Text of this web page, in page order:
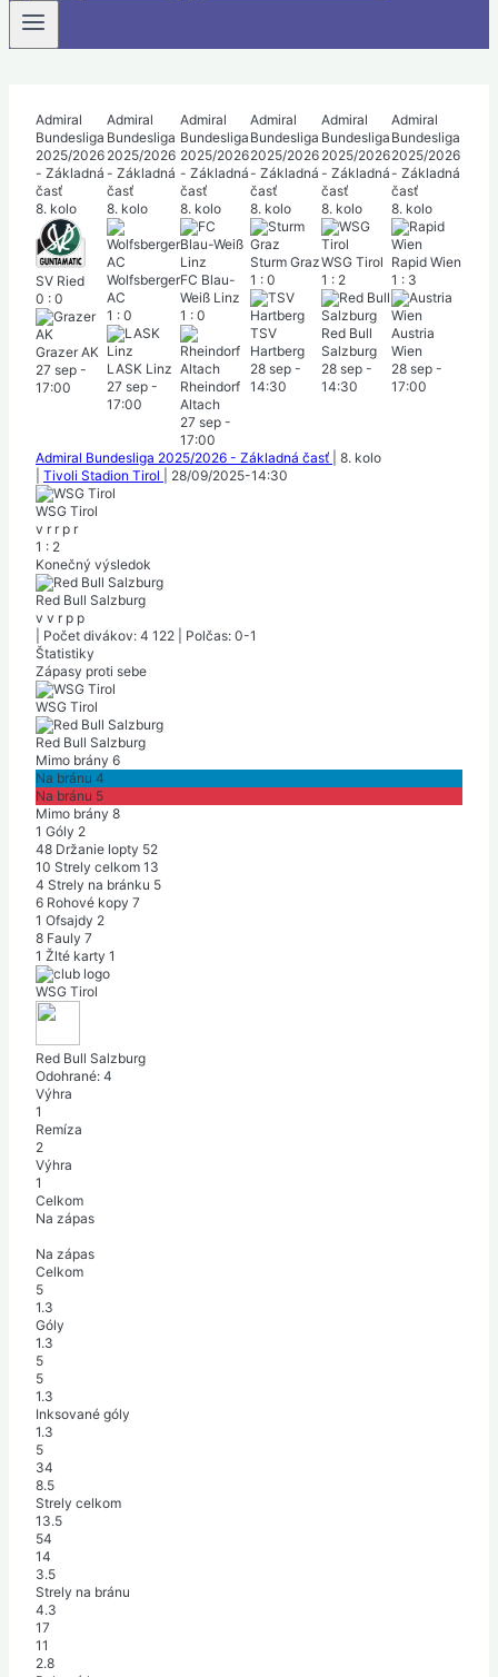
Admiral
Bundesliga
2025/2026
- Základná
časť
8. kolo
SV Ried
0 : 0
Grazer AK
27 sep -
17:00
Admiral
Bundesliga
2025/2026
- Základná
časť
8. kolo
Wolfsberger
AC
1 : 0
LASK Linz
27 sep -
17:00
Admiral
Bundesliga
2025/2026
- Základná
časť
8. kolo
FC Blau-
Weiß Linz
1 : 0
Rheindorf
Altach
27 sep -
17:00
Admiral
Bundesliga
2025/2026
- Základná
časť
8. kolo
Sturm Graz
1 : 0
TSV
Hartberg
28 sep -
14:30
Admiral
Bundesliga
2025/2026
- Základná
časť
8. kolo
WSG Tirol
1 : 2
Red Bull
Salzburg
28 sep -
14:30
Admiral
Bundesliga
2025/2026
- Základná
časť
8. kolo
Rapid Wien
1 : 3
Austria
Wien
28 sep -
17:00
Admiral Bundesliga 2025/2026 - Základná časť
8. kolo
Tivoli Stadion Tirol 28/09/2025-14:30
WSG Tirol
v r r p r
1 : 2
Konečný výsledok
Red Bull Salzburg
v v r p p
Počet divákov: 4 122
Polčas: 0-1
Štatistiky
Zápasy proti sebe
WSG Tirol
Red Bull Salzburg
Mimo brány 6
Na bránu 4
Na bránu 5
Mimo brány 8
1 Góly 2
48 Držanie lopty 52
10 Strely celkom 13
4 Strely na bránku 5
6 Rohové kopy 7
1 Ofsajdy 2
8 Fauly 7
1 Žlté karty 1
WSG Tirol
Red Bull Salzburg
Odohrané: 4
Výhra
1
Remíza
2
Výhra
1
Celkom
Na zápas
Na zápas
Celkom
5
1.3
Góly
1.3
5
5
1.3
Inksované góly
1.3
5
34
8.5
Strely celkom
13.5
54
14
3.5
Strely na bránu
4.3
17
11
2.8